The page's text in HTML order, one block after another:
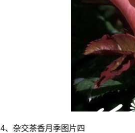
4、杂交茶香月季图片四